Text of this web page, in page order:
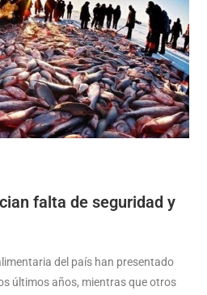
falta de seguridad y
del país han presentado
últimos años, mientras que otros